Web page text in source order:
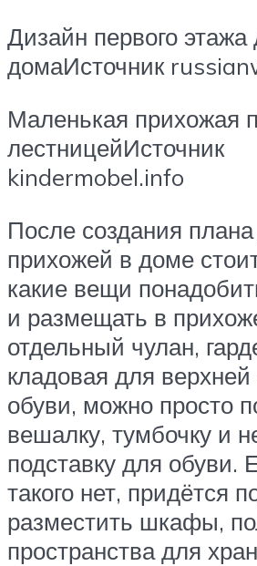
Дизайн первого этажа
домаИсточник
Маленькая прихожая
лестницейИсточник
kindermobel.info
После создания
прихожей в доме
какие вещи
и размещать в
отдельный чулан,
кладовая для
обуви, можно просто
вешалку, тумбочку и
подставку для обуви.
такого нет, придётся
разместить шкафы,
пространства для